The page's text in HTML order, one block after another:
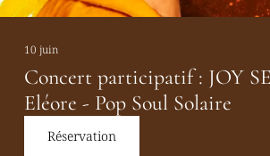
10 juin
Concert participatif : JOY
Eléore - Pop Soul Solaire
Réservation